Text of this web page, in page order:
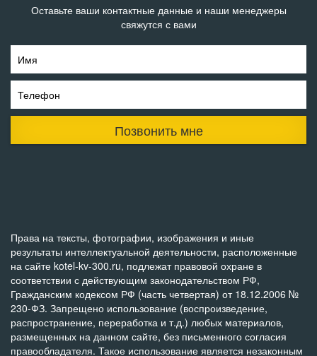
Оставьте ваши контактные данные и наши менеджеры
свяжутся с вами
Имя
Телефон
Позвонить мне
Права на тексты, фотографии, изображения и иные
результаты интеллектуальной деятельности, расположенные
на сайте kotel-kv-300.ru, подлежат правовой охране в
соответствии с действующим законодательством РФ,
Гражданским кодексом РФ (часть четвертая) от 18.12.2006 №
230-ФЗ. Запрещено использование (воспроизведение,
распространение, переработка и т.д.) любых материалов,
размещенных на данном сайте, без письменного согласия
правообладателя. Такое использование является незаконным